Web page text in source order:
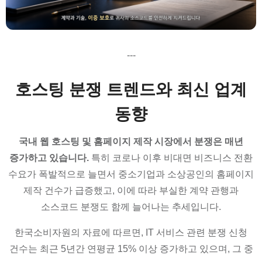
---
호스팅 분쟁 트렌드와 최신 업계
동향
국내 웹 호스팅 및 홈페이지 제작 시장에서 분쟁은 매년
증가하고 있습니다. 특히 코로나 이후 비대면 비즈니스 전환
수요가 폭발적으로 늘면서 중소기업과 소상공인의 홈페이지
제작 건수가 급증했고, 이에 따라 부실한 계약 관행과
소스코드 분쟁도 함께 늘어나는 추세입니다.
한국소비자원의 자료에 따르면, IT 서비스 관련 분쟁 신청
건수는 최근 5년간 연평균 15% 이상 증가하고 있으며, 그 중